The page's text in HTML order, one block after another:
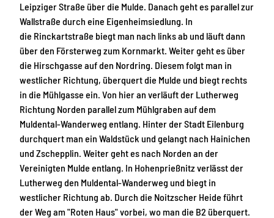
Leipziger Straße über die Mulde. Danach geht es parallel zur
Wallstraße durch eine Eigenheimsiedlung. In
die Rinckartstraße biegt man nach links ab und läuft dann
über den Försterweg zum Kornmarkt. Weiter geht es über
die Hirschgasse auf den Nordring. Diesem folgt man in
westlicher Richtung, überquert die Mulde und biegt rechts
in die Mühlgasse ein. Von hier an verläuft der Lutherweg
Richtung Norden parallel zum Mühlgraben auf dem
Muldental-Wanderweg entlang. Hinter der Stadt Eilenburg
durchquert man ein Waldstück und gelangt nach Hainichen
und Zschepplin. Weiter geht es nach Norden an der
Vereinigten Mulde entlang. In Hohenprießnitz verlässt der
Lutherweg den Muldental-Wanderweg und biegt in
westlicher Richtung ab. Durch die Noitzscher Heide führt
der Weg am "Roten Haus" vorbei, wo man die B2 überquert.